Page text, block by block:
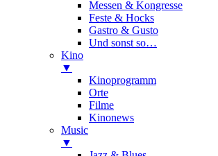
Messen & Kongresse
Feste & Hocks
Gastro & Gusto
Und sonst so…
Kino
▼
Kinoprogramm
Orte
Filme
Kinonews
Music
▼